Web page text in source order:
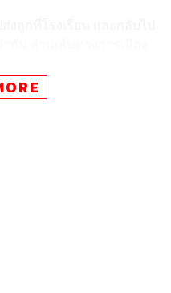
ชัชชาติรับไปทำคือเรื่อง
ตฟรี นอกจากนี้ยังบอกว่า